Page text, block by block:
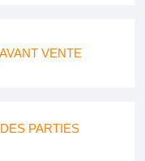
VENTE
PARTIES